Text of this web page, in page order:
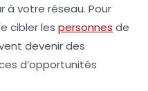
à votre réseau. Pour
cibler les personnes de
devenir des
d’opportunités